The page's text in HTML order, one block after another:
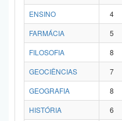
ENSINO
4
FARMÁCIA
5
FILOSOFIA
8
GEOCIÊNCIAS
7
GEOGRAFIA
8
HISTÓRIA
6